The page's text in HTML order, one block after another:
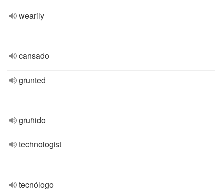
wearily
cansado
grunted
gruñido
technologist
tecnólogo